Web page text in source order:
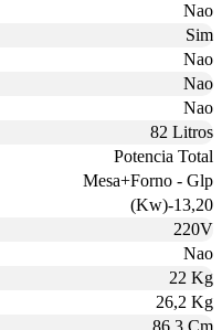
Nao
Sim
Nao
Nao
Nao
82 Litros
Potencia Total
Mesa+Forno - Glp
(Kw)-13,20
220V
Nao
22 Kg
26,2 Kg